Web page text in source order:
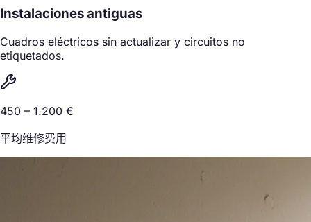
Instalaciones antiguas
Cuadros eléctricos sin actualizar y circuitos no
etiquetados.
450 – 1.200 €
平均维修费用